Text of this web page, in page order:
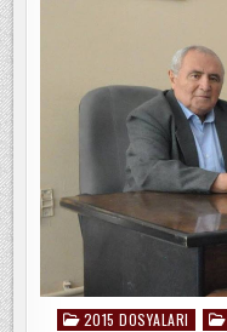
Posted
2015 DOSYALARI